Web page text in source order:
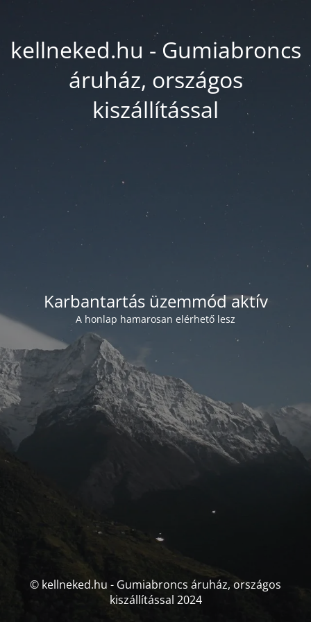
kellneked.hu - Gumiabroncs
áruház, országos
kiszállítással
Karbantartás üzemmód aktív
A honlap hamarosan elérhető lesz
© kellneked.hu - Gumiabroncs áruház, országos
kiszállítással 2024